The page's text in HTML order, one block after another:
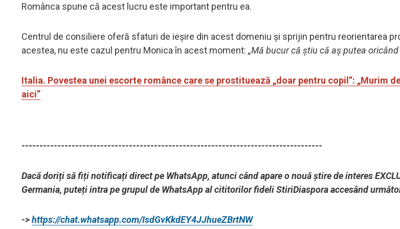
Românca spune că acest lucru este important pentru ea.
Centrul de consiliere oferă sfaturi de ieșire din acest domeniu și sprijin pentru reorientarea
acestea, nu este cazul pentru Monica în acest moment: „Mă bucur că știu că aș putea
Italia. Povestea unei escorte românce care se prostituează „doar pentru copil”: „Murim
aici”
------------------------------------------------------------------------------------
Dacă doriți să fiți notificați direct pe WhatsApp, atunci când apare o nouă știre de interes
Germania, puteți intra pe grupul de WhatsApp al cititorilor fideli StiriDiaspora accesând
->https://chat.whatsapp.com/IsdGvKkdEY4JJhueZBrtNW